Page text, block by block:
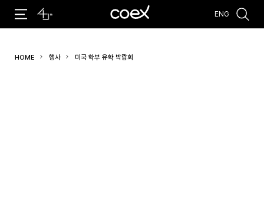
#코엑스 전시 #행사 #주차안내
ENG
HOME 행사 미국 학부 유학 박람회